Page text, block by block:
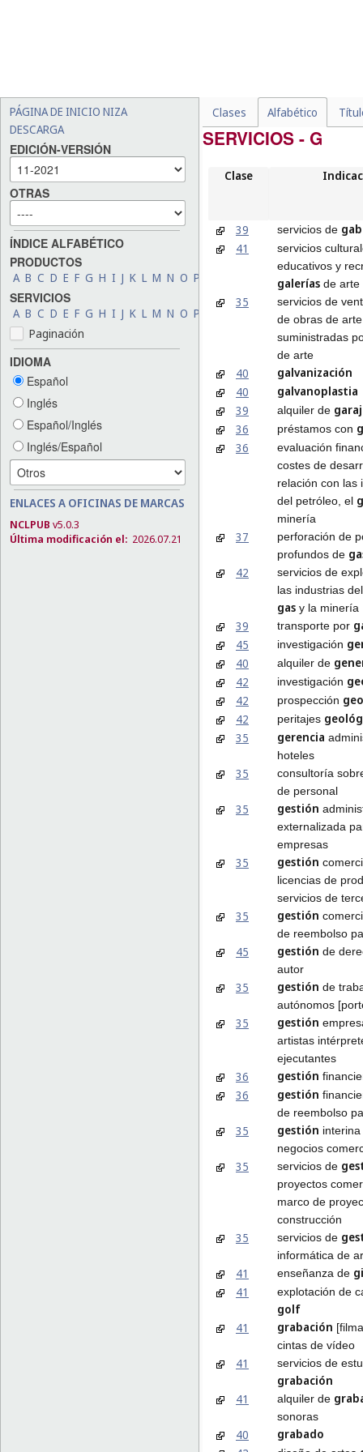
PÁGINA DE INICIO NIZA
DESCARGA
EDICIÓN-VERSIÓN
OTRAS
ÍNDICE ALFABÉTICO
PRODUCTOS
A B C D E F G H I J K L M N O P W
SERVICIOS
A B C D E F G H I J K L M N O P S T W X
Paginación
IDIOMA
Español
Inglés
Español/Inglés
Inglés/Español
ENLACES A OFICINAS DE MARCAS
NCLPUB v5.0.3
Última modificación el: 2026.07.21
Clases Alfabético
SERVICIOS - G
Clase
39 servicios de
41
servicios
educativos y
galerías de arte
35
servicios de
de obras de arte
suministradas
de arte
40
galvanización
40
galvanoplastia
39
alquiler de
36
préstamos con
36
evaluación
costes de
relación con las
del petróleo, el
minería
37
perforación de
profundos de
42
servicios de
las industrias
gas y la minería
39 transporte por
45
investigación
40
alquiler de
42
investigación
42
prospección
42
peritajes
35
gerencia
hoteles
35
consultoría
de personal
35 gestión
externalizada
empresas
35 gestión
licencias de
servicios de
35 gestión
de reembolso
45 gestión de
autor
35 gestión de
autónomos
35 gestión
artistas
ejecutantes
36 gestión
36 gestión
de reembolso
35 gestión
negocios
35 servicios de
proyectos
marco de
construcción
35 servicios de
informática de
41 enseñanza de
41
explotación de
golf
41
grabación
cintas de vídeo
41 servicios de
grabación
41
alquiler de
sonoras
40
grabado